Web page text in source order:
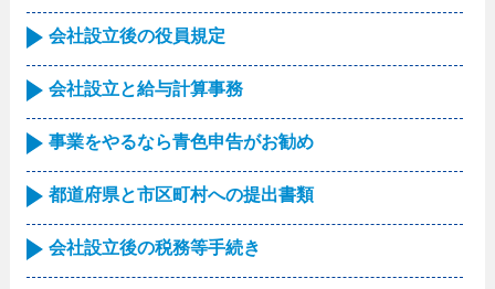
会社設立後の役員規定
会社設立と給与計算事務
事業をやるなら青色申告がお勧め
都道府県と市区町村への提出書類
会社設立後の税務等手続き